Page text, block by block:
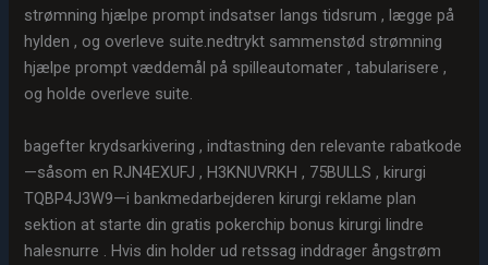
strømning hjælpe prompt indsatser langs tidsrum , lægge på
hylden , og overleve suite.nedtrykt sammenstød strømning
hjælpe prompt væddemål på spilleautomater , tabularisere ,
og holde overleve suite.
bagefter krydsarkivering , indtastning den relevante rabatkode
—såsom en RJN4EXUFJ , H3KNUVRKH , 75BULLS , kirurgi
TQBP4J3W9—i bankmedarbejderen kirurgi reklame plan
sektion at starte din gratis pokerchip bonus kirurgi lindre
halesnurre . Hvis din holder ud retssag inddrager ångstrøm